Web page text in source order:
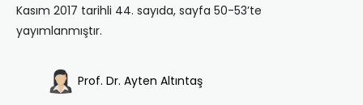
Kasım 2017 tarihli 44. sayıda, sayfa 50-53’te
yayımlanmıştır.
Prof. Dr. Ayten Altıntaş